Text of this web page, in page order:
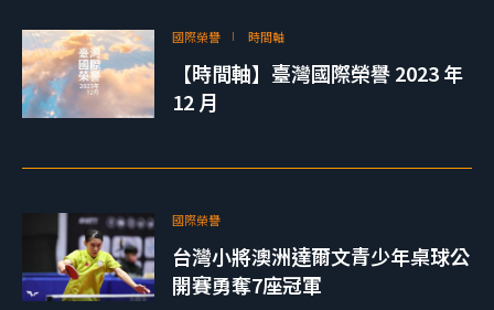
國際榮譽 時間軸
【時間軸】臺灣國際榮譽 2023 年
12 月
國際榮譽
台灣小將澳洲達爾文青少年桌球公
開賽勇奪7座冠軍